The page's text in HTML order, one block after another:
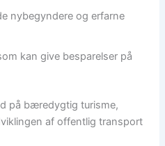
nybegyndere og erfarne
kan give besparelser på
på bæredygtig turisme,
af offentlig transport